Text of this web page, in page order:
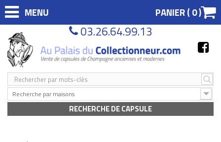
MENU PANIER (0)
03.26.64.99.13
Recherche par maisons
RECHERCHE DE CAPSULE